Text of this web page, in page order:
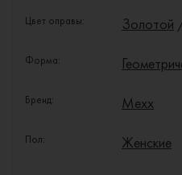
Цвет оправы: Золотой
Форма:
Бренд: Mexx
Пол: Женские